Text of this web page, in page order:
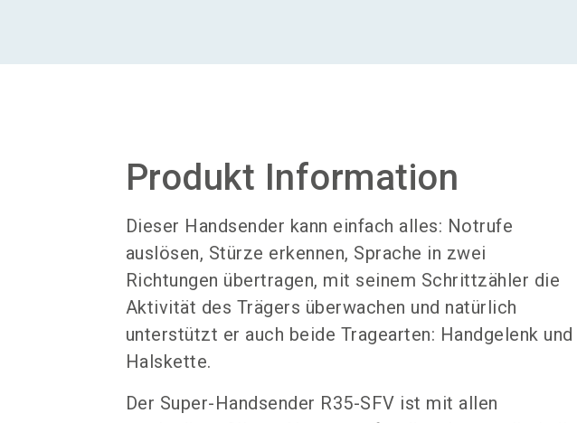
Produkt Information
Dieser Handsender kann einfach alles: Notrufe
auslösen, Stürze erkennen, Sprache in zwei
Richtungen übertragen, mit seinem Schrittzähler die
Aktivität des Trägers überwachen und natürlich
unterstützt er auch beide Tragearten: Handgelenk und
Halskette.
Der Super-Handsender R35-SFV ist mit allen